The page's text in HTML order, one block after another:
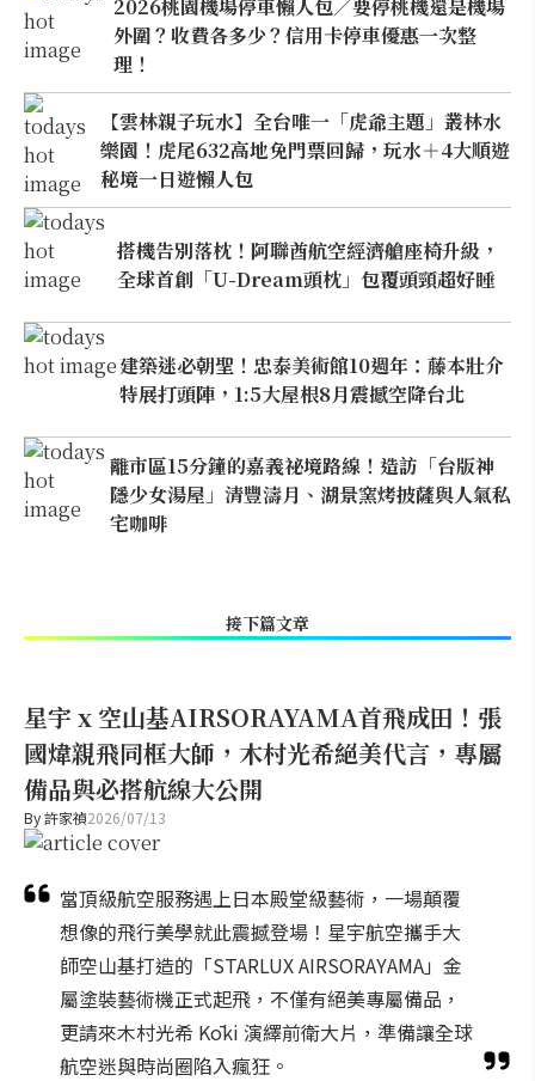
2026桃園機場停車懶人包／要停桃機還是機場
外圍？收費各多少？信用卡停車優惠一次整
理！
【雲林親子玩水】全台唯一「虎爺主題」叢林水
樂園！虎尾632高地免門票回歸，玩水＋4大順遊
秘境一日遊懶人包
搭機告別落枕！阿聯酋航空經濟艙座椅升級，
全球首創「U-Dream頭枕」包覆頭頸超好睡
建築迷必朝聖！忠泰美術館10週年：藤本壯介
特展打頭陣，1:5大屋根8月震撼空降台北
離市區15分鐘的嘉義祕境路線！造訪「台版神
隱少女湯屋」清豐濤月、湖景窯烤披薩與人氣私
宅咖啡
接下篇文章
星宇 x 空山基AIRSORAYAMA首飛成田！張
國煒親飛同框大師，木村光希絕美代言，專屬
備品與必搭航線大公開
By許家禎2026/07/13
當頂級航空服務遇上日本殿堂級藝術，一場顛覆
想像的飛行美學就此震撼登場！星宇航空攜手大
師空山基打造的「STARLUX AIRSORAYAMA」金
屬塗裝藝術機正式起飛，不僅有絕美專屬備品，
更請來木村光希 Kōki 演繹前衛大片，準備讓全球
航空迷與時尚圈陷入瘋狂。